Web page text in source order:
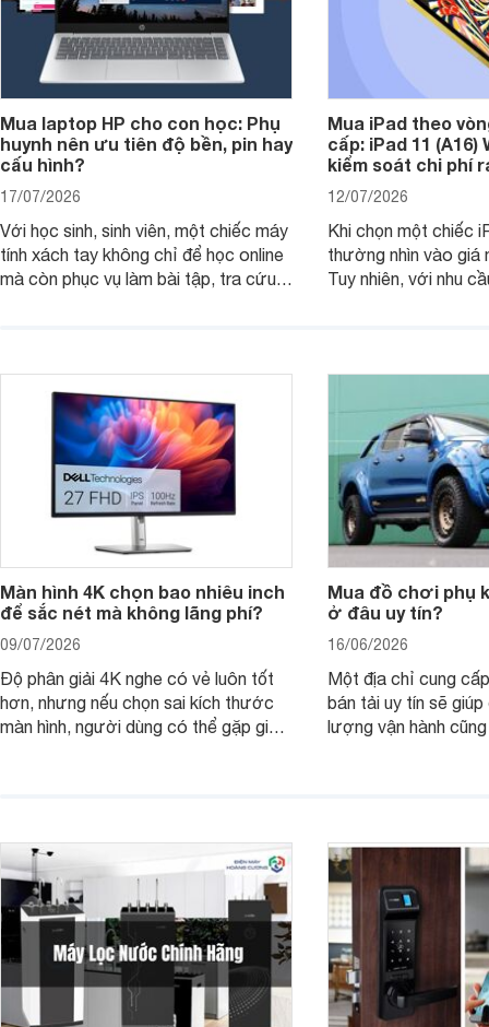
Mua laptop HP cho con học: Phụ
huynh nên ưu tiên độ bền, pin hay
cấu hình?
17/07/2026
Với học sinh, sinh viên, một chiếc máy
tính xách tay không chỉ để học online
mà còn phục vụ làm bài tập, tra cứu,
thay vì chỉ so sánh cấu hình trên giấy.
Mua iPad theo
cấp: iPad 11 (A16)
kiểm soát chi phí
12/07/2026
Khi chọn một chiếc
thường nhìn vào
Tuy nhiên, với nhu
không, dùng được
Màn hình 4K chọn bao nhiêu inch
để sắc nét mà không lãng phí?
09/07/2026
Độ phân giải 4K nghe có vẻ luôn tốt
hơn, nhưng nếu chọn sai kích thước
màn hình, người dùng có thể gặp giao
Mua đồ chơi phụ
ở đâu uy tín?
16/06/2026
Một địa chỉ cung
bán tải uy tín sẽ
lượng vận hành